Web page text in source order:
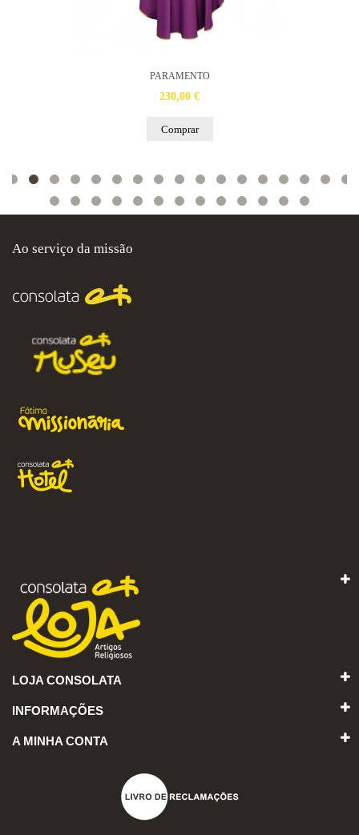
PARAMENTO
230,00 €
Comprar
Ao serviço da missão
LOJA CONSOLATA
INFORMAÇÕES
A MINHA CONTA